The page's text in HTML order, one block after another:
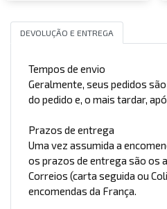
DEVOLUÇÃO E ENTREGA
Tempos de envio
Geralmente, seus pedidos
do pedido e, o mais tardar,
Prazos de entrega
Uma vez assumida a
os prazos de entrega são os
Correios (carta seguida ou
encomendas da França.